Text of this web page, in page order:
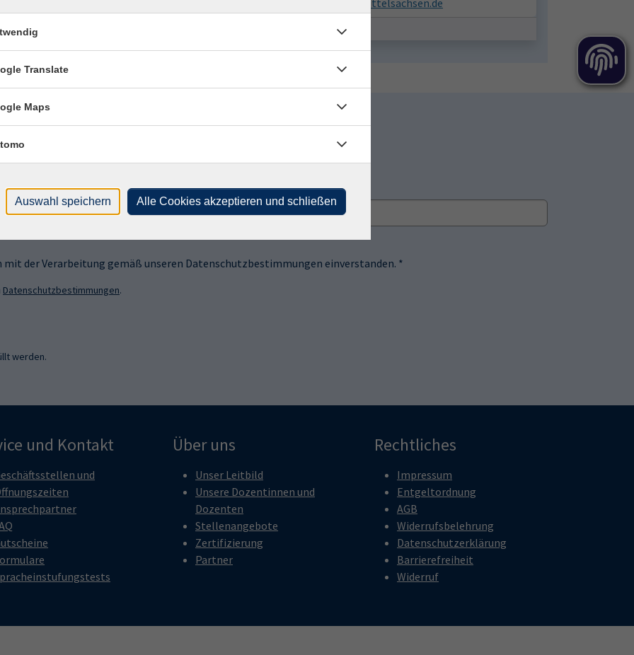
vhs@vhs-mittelsachsen.de
an!
mit der Verarbeitung gemäß unseren Datenschutzbestimmungen einverstanden. *
Datenschutzbestimmungen.
werden.
und Kontakt
und
Über uns
Unser Leitbild
Unsere Dozentinnen und
Dozenten
Stellenangebote
Zertifizierung
Partner
Rechtliches
Impressum
Entgeltordnung
AGB
Widerrufsbelehrung
Datenschutzerklärung
Barrierefreiheit
Widerruf
Translate
Maps
Auswahl speichern Alle Cookies akzeptieren und schließen